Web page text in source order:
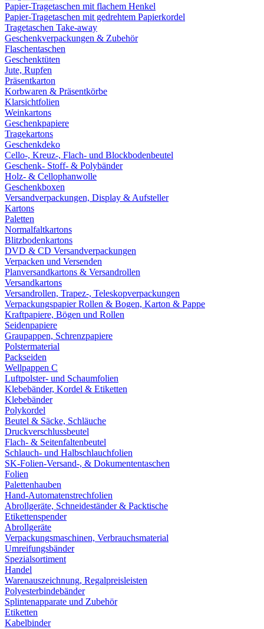
Papier-Tragetaschen mit flachem Henkel
Papier-Tragetaschen mit gedrehtem Papierkordel
Tragetaschen Take-away
Geschenkverpackungen & Zubehör
Flaschentaschen
Geschenktüten
Jute, Rupfen
Präsentkarton
Korbwaren & Präsentkörbe
Klarsichtfolien
Weinkartons
Geschenkpapiere
Tragekartons
Geschenkdeko
Cello-, Kreuz-, Flach- und Blockbodenbeutel
Geschenk- Stoff- & Polybänder
Holz- & Cellophanwolle
Geschenkboxen
Versandverpackungen, Display & Aufsteller
Kartons
Paletten
Normalfaltkartons
Blitzbodenkartons
DVD & CD Versandverpackungen
Verpacken und Versenden
Planversandkartons & Versandrollen
Versandkartons
Versandrollen, Trapez-, Teleskopverpackungen
Verpackungspapier Rollen & Bogen, Karton & Pappe
Kraftpapiere, Bögen und Rollen
Seidenpapiere
Graupappen, Schrenzpapiere
Polstermaterial
Packseiden
Wellpappen C
Luftpolster- und Schaumfolien
Klebebänder, Kordel & Etiketten
Klebebänder
Polykordel
Beutel & Säcke, Schläuche
Druckverschlussbeutel
Flach- & Seitenfaltenbeutel
Schlauch- und Halbschlauchfolien
SK-Folien-Versand-, & Dokumententaschen
Folien
Palettenhauben
Hand-Automatenstrechfolien
Abrollgeräte, Schneideständer & Packtische
Etikettenspender
Abrollgeräte
Verpackungsmaschinen, Verbrauchsmaterial
Umreifungsbänder
Spezialsortiment
Handel
Warenauszeichnung, Regalpreisleisten
Polyesterbindebänder
Splintenapparate und Zubehör
Etiketten
Kabelbinder